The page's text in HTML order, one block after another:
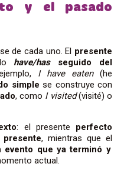
y el pasado
de cada uno. El presente
have/hasseguido del
I have eaten(he
simple se construye con
, como I visited(visité) o
: el presente perfecto
, mientras que el
evento que ya terminó y
actual.